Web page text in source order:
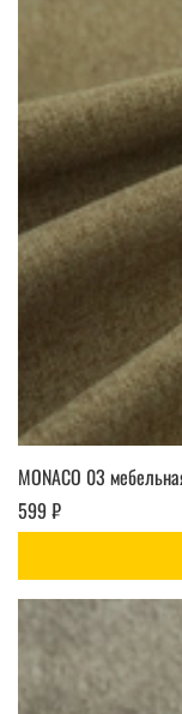
MONACO 03
599 ₽